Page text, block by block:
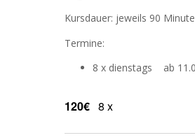
Kursdauer: jeweils 90
Termine:
8 x dienstags ab
120€ 8 x